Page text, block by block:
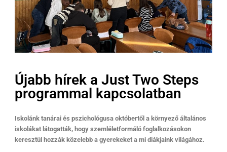
Újabb hírek a Just Two Steps
programmal kapcsolatban
Iskolánk tanárai és pszichológusa októbertől a környező általános
iskolákat látogatták, hogy szemléletformáló foglalkozásokon
keresztül hozzák közelebb a gyerekeket a mi diákjaink világához.